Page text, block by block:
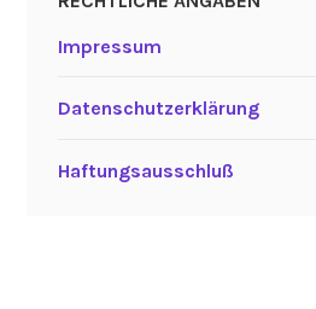
Impressum
Datenschutzerklärung
Haftungsausschluß